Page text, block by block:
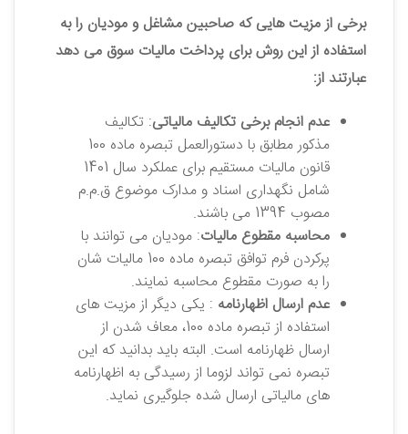
برخی از مزیت ‌هایی که صاحبین مشاغل و مودیان را به
استفاده از این روش برای پرداخت مالیات سوق می ‌دهد
عبارتند از:
عدم انجام برخی تکالیف مالیاتی: تکالیف
مذکور مطابق با دستورالعمل تبصره ماده 100
قانون مالیات مستقیم برای عملکرد سال 1401
شامل نگهداری اسناد و مدارک موضوع ق.م.م
مصوب 1394 می ‌باشند.
محاسبه مقطوع مالیات: مودیان می‌ توانند با
پرکردن فرم توافق تبصره ماده 100 مالیات‌ شان
را به صورت مقطوع محاسبه نمایند.
عدم ارسال اظهارنامه : یکی دیگر از مزیت‌ های
استفاده از تبصره ماده 100، معاف شدن از
ارسال ظهارنامه است. البته باید بدانید که این
تبصره نمی ‌تواند لزوما از رسیدگی به اظهارنامه‌
های مالیاتی ارسال شده جلوگیری نماید.